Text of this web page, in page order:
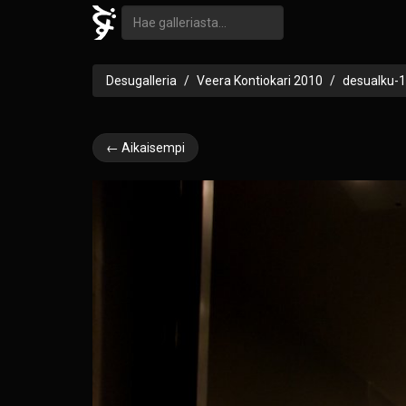
Desugalleria Veera Kontiokari 2010 desualku-
← Aikaisempi